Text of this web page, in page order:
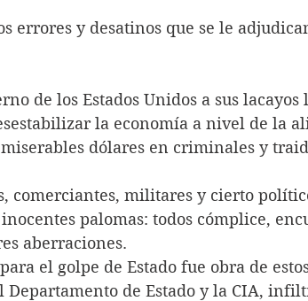
errores y desatinos que se le
de los Estados Unidos a sus lacayos
la economía a nivel de la
dólares en criminales y
comerciantes, militares y cierto
palomas: todos cómplice,
aberraciones.
el golpe de Estado fue obra de
de Estado y la CIA,